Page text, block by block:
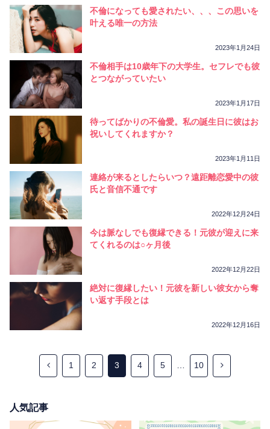
不倫になっても愛されたい、、、この思いを
叶える唯一の方法
2023年1月24日
不倫相手は10歳年下の大学生。セフレでも彼
とつながっていたい
2023年1月17日
待ってばかりの不倫愛。私の誕生日に彼はお
祝いしてくれますか？
2023年1月11日
連絡が来るとしたらいつ？遠距離恋愛中の彼
氏と音信不通です
2022年12月24日
今は脈なしでも復縁できる！元彼が迎えに来
てくれるのは○ヶ月後
2022年12月22日
絶対に復縁したい！元彼を新しい彼女から奪
い返す手段とは
2022年12月16日
1 2 3 4 5 10
人気記事